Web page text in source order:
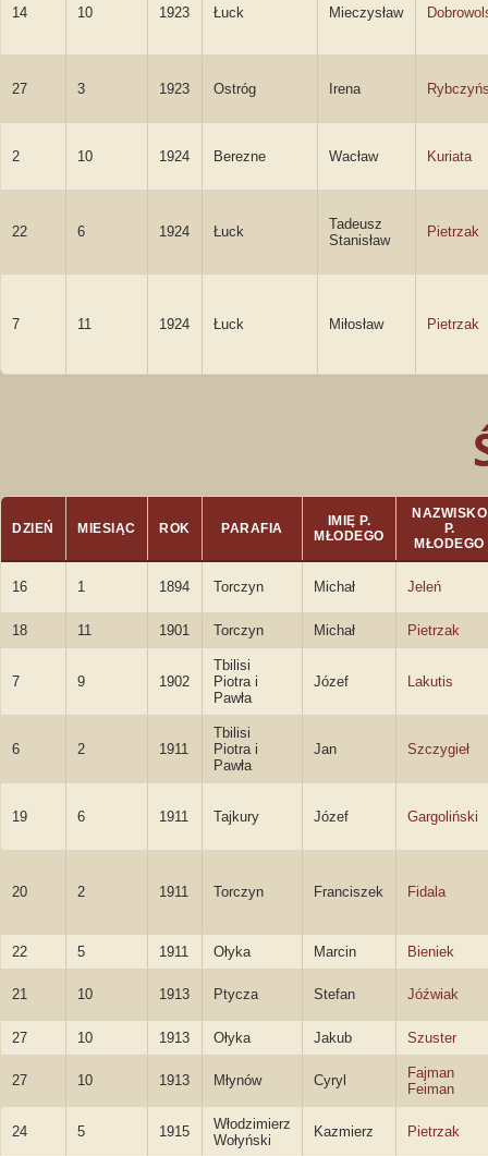
14 10 1923 Łuck Mieczysław
27 3 1923 Ostróg Irena
2 10 1924 Berezne Wacław Kuriata
22 6 1924 Łuck
Tadeusz
Stanisław
Pietrzak
7 11 1924 Łuck Miłosław Pietrzak
DZIEŃ MIESIĄC ROK PARAFIA
IMIĘ P.
MŁODEGO
NAZWISKO
P.
MŁODEGO
16 1 1894 Torczyn Michał Jeleń
18 11 1901 Torczyn Michał Pietrzak
7 9 1902
Tbilisi
Piotra i
Pawła
Józef Lakutis
6 2 1911
Tbilisi
Piotra i
Pawła
Jan Szczygieł
19 6 1911 Tajkury Józef Gargoliński
20 2 1911 Torczyn Franciszek Fidala
22 5 1911 Ołyka Marcin Bieniek
21 10 1913 Ptycza Stefan Jóźwiak
27 10 1913 Ołyka Jakub Szuster
27 10 1913 Młynów Cyryl
Fajman
Feiman
24 5 1915
Włodzimierz
Wołyński
Kazmierz Pietrzak